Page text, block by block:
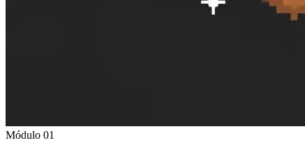
Módulo 01